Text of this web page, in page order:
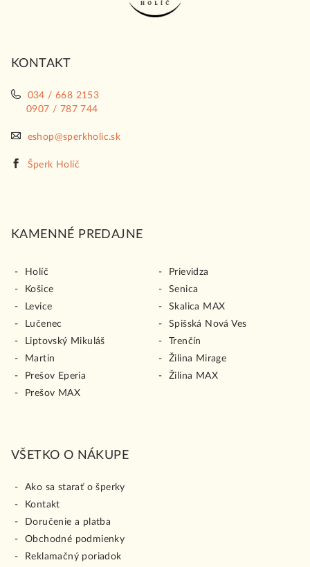
KONTAKT
034 / 668 2153
0907 / 787 744
eshop@sperkholic.sk
Šperk Holíč
KAMENNÉ PREDAJNE
Holíč
Košice
Levice
Lučenec
Liptovský Mikuláš
Martin
Prešov Eperia
Prešov MAX
Prievidza
Senica
Skalica MAX
Spišská Nová Ves
Trenčín
Žilina Mirage
Žilina MAX
VŠETKO O NÁKUPE
Ako sa starať o šperky
Kontakt
Doručenie a platba
Obchodné podmienky
Reklamačný poriadok